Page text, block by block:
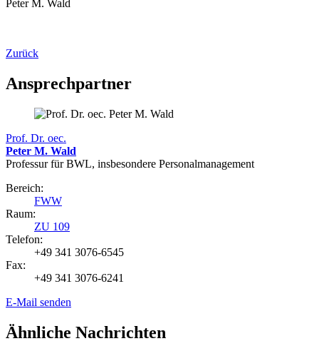
Peter M. Wald
Zurück
Ansprechpartner
Prof. Dr. oec.
Peter M. Wald
Professur für BWL, insbesondere Personalmanagement
Bereich:
FWW
Raum:
ZU 109
Telefon:
+49 341 3076-6545
Fax:
+49 341 3076-6241
E-Mail senden
Ähnliche Nachrichten